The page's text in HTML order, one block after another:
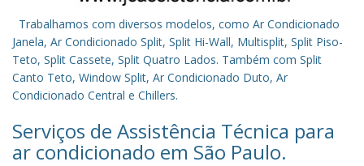
Trabalhamos com diversos modelos, como Ar Condicionado
Janela, Ar Condicionado Split, Split Hi-Wall, Multisplit, Split Piso-
Teto, Split Cassete, Split Quatro Lados. Também com Split
Canto Teto, Window Split, Ar Condicionado Duto, Ar
Condicionado Central e Chillers.
Serviços de Assistência Técnica para
ar condicionado em São Paulo.